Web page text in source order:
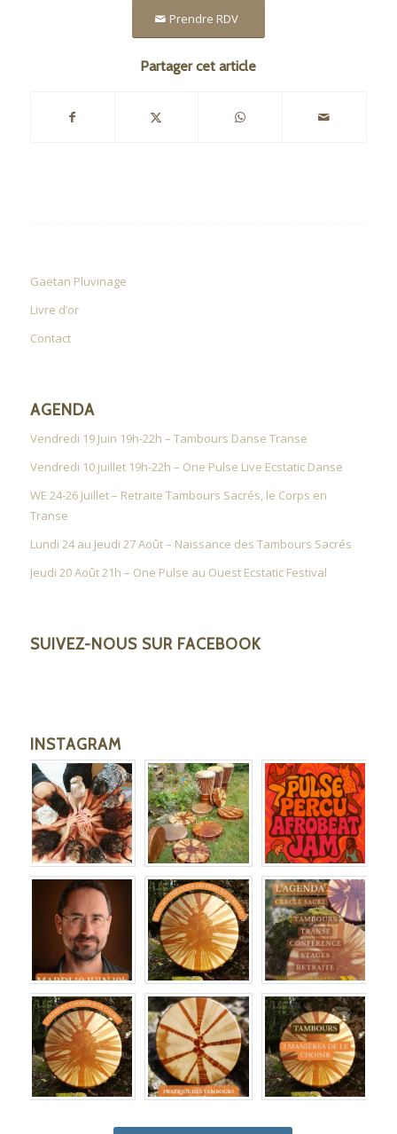
Prendre RDV
Partager cet article
Gaëtan Pluvinage
Livre d’or
Contact
AGENDA
Vendredi 19 Juin 19h-22h – Tambours Danse Transe
Vendredi 10 juillet 19h-22h – One Pulse Live Ecstatic Danse
WE 24-26 Juillet – Retraite Tambours Sacrés, le Corps en
Transe
Lundi 24 au Jeudi 27 Août – Naissance des Tambours Sacrés
Jeudi 20 Août 21h – One Pulse au Ouest Ecstatic Festival
SUIVEZ-NOUS SUR FACEBOOK
INSTAGRAM